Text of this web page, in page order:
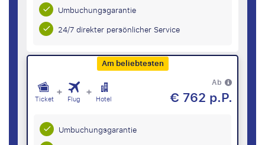
Umbuchungsgarantie
24/7 direkter persönlicher Service
Am beliebtesten
Ticket + Flug + Hotel
Ab
€ 762 p.P.
Umbuchungsgarantie